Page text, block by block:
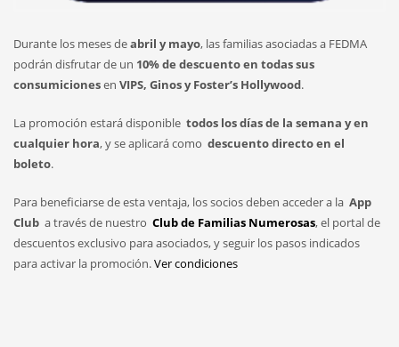
Durante los meses deabril y mayo, las familias asociadas a FEDMA
podrán disfrutar de un 10% de descuento en todas sus
consumicionesen VIPS, Ginos y Foster’s Hollywood.
La promoción estará disponible todos los días de la semana y en
cualquier hora, y se aplicará como descuento directo en el
boleto.
Para beneficiarse de esta ventaja, los socios deben acceder a la App
Club a través de nuestro Club de Familias Numerosas, el portal de
descuentos exclusivo para asociados, y seguir los pasos indicados
para activar la promoción.Ver condiciones